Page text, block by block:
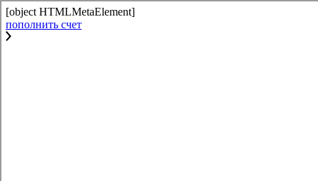
[object HTMLMetaElement]
пополнить счет